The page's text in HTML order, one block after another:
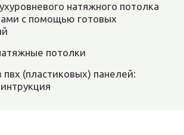
натяжного потолка
с помощью готовых
потолки
пвх (пластиковых) панелей: